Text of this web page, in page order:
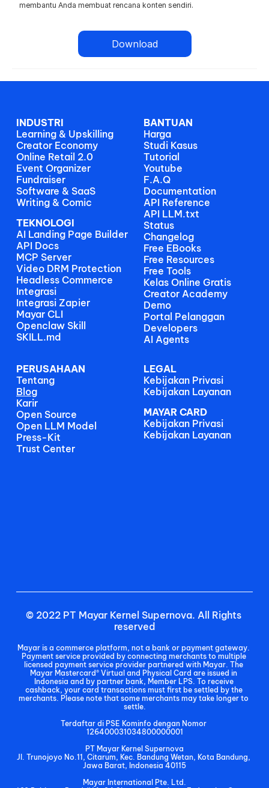
membantu Anda membuat rencana konten sendiri.
Download
INDUSTRI
Learning & Upskilling
Creator Economy
Online Retail 2.0
Event Organizer
Fundraiser
Software & SaaS
Writing & Comic
TEKNOLOGI
AI Landing Page Builder
API Docs
MCP Server
Video DRM Protection
Headless Commerce
Integrasi
Integrasi Zapier
Mayar CLI
Openclaw Skill
SKILL.md
BANTUAN
Harga
Studi Kasus
Tutorial
Youtube
F.A.Q
Documentation
API Reference
API LLM.txt
Status
Changelog
Free EBooks
Free Resources
Free Tools
Kelas Online Gratis
Creator Academy
Demo
Portal Pelanggan
Developers
AI Agents
PERUSAHAAN
Tentang
Blog
Karir
Open Source
Open LLM Model
Press-Kit
Trust Center
LEGAL
Kebijakan Privasi
Kebijakan Layanan
MAYAR CARD
Kebijakan Privasi
Kebijakan Layanan
© 2022 PT Mayar Kernel Supernova. All Rights
reserved
Mayar is a commerce platform, not a bank or payment gateway.
Payment service provided by connecting merchants to multiple
licensed payment service provider partnered with Mayar. The
Mayar Mastercard® Virtual and Physical Card are issued in
Indonesia and by partner bank, Member LPS. To receive
cashback, your card transactions must first be settled by the
merchants. Please note that some merchants may take longer to
settle.
Terdaftar di PSE Kominfo dengan Nomor
126400031034800000001
PT Mayar Kernel Supernova
Jl. Trunojoyo No.11, Citarum, Kec. Bandung Wetan, Kota Bandung,
Jawa Barat, Indonesia 40115
Mayar International Pte. Ltd.